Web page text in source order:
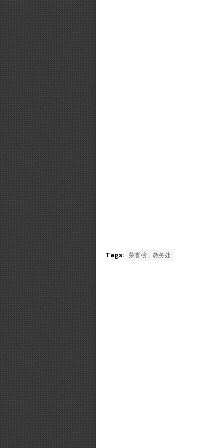
Tags: 荣誉榜，教务处